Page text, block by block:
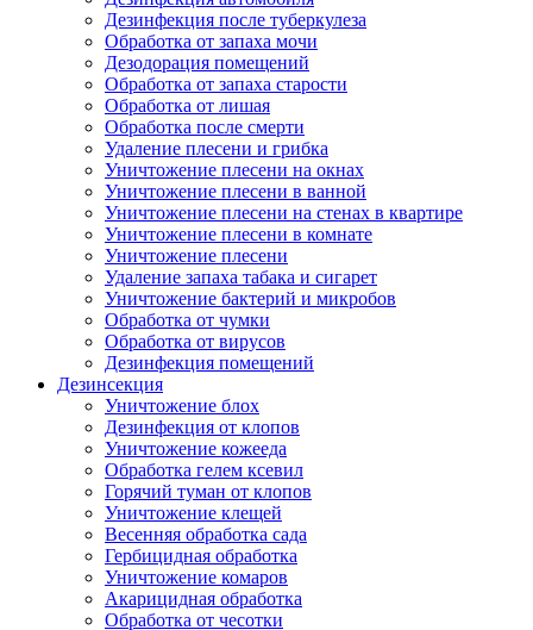
Дезинфекция после туберкулеза
Обработка от запаха мочи
Дезодорация помещений
Обработка от запаха старости
Обработка от лишая
Обработка после смерти
Удаление плесени и грибка
Уничтожение плесени на окнах
Уничтожение плесени в ванной
Уничтожение плесени на стенах в квартире
Уничтожение плесени в комнате
Уничтожение плесени
Удаление запаха табака и сигарет
Уничтожение бактерий и микробов
Обработка от чумки
Обработка от вирусов
Дезинфекция помещений
Дезинсекция
Уничтожение блох
Дезинфекция от клопов
Уничтожение кожееда
Обработка гелем ксевил
Горячий туман от клопов
Уничтожение клещей
Весенняя обработка сада
Гербицидная обработка
Уничтожение комаров
Акарицидная обработка
Обработка от чесотки